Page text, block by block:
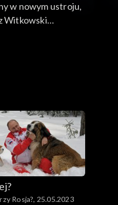
w nowym ustroju,
Witkowski
Rosja?, 25.05.2023